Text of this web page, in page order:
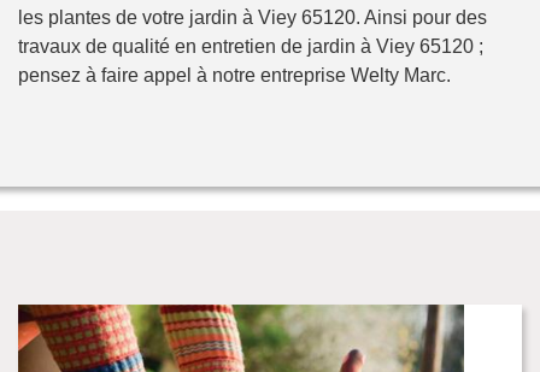
les plantes de votre jardin à Viey 65120. Ainsi pour des
travaux de qualité en entretien de jardin à Viey 65120 ;
pensez à faire appel à notre entreprise Welty Marc.